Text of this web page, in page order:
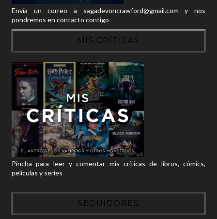
Envía un correo a sagadevoncrawford@gmail.com y nos
pondremos en contacto contigo
MIS CRÍTICAS
Pincha para leer y comentar mis críticas de libros, cómics,
películas y series
SEGUIDORES